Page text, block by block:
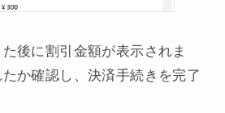
た後に割引金額が表示されま
か確認し、決済手続きを完了